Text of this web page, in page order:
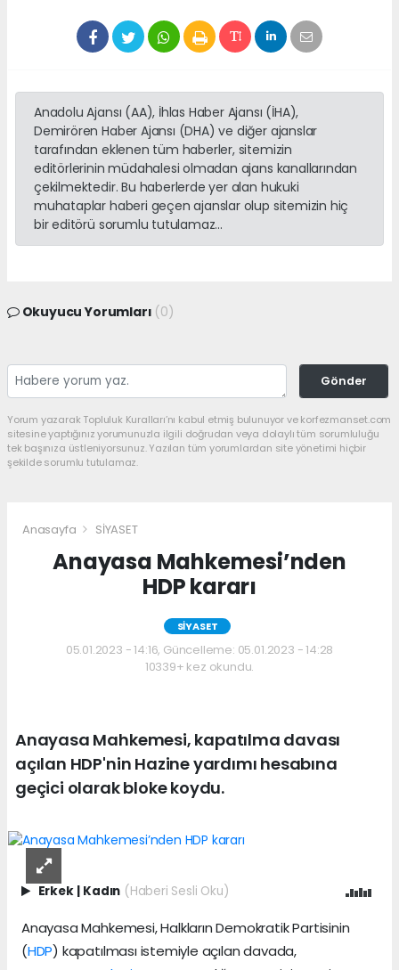
Anadolu Ajansı (AA), İhlas Haber Ajansı (İHA),
Demirören Haber Ajansı (DHA) ve diğer ajanslar
tarafından eklenen tüm haberler, sitemizin
editörlerinin müdahalesi olmadan ajans kanallarından
çekilmektedir. Bu haberlerde yer alan hukuki
muhataplar haberi geçen ajanslar olup sitemizin hiç
bir editörü sorumlu tutulamaz...
Okuyucu Yorumları (0)
Gönder
Yorum yazarak Topluluk Kuralları’nı kabul etmiş bulunuyor ve korfezmanset.com
sitesine yaptığınız yorumunuzla ilgili doğrudan veya dolaylı tüm sorumluluğu
tek başınıza üstleniyorsunuz. Yazılan tüm yorumlardan site yönetimi hiçbir
şekilde sorumlu tutulamaz.
Anasayfa SİYASET
Anayasa Mahkemesi’nden
HDP kararı
SİYASET
05.01.2023 - 14:16, Güncelleme: 05.01.2023 - 14:28
10339+ kez okundu.
Anayasa Mahkemesi, kapatılma davası
açılan HDP'nin Hazine yardımı hesabına
geçici olarak bloke koydu.
Erkek | Kadın (Haberi Sesli Oku)
Anayasa Mahkemesi, Halkların Demokratik Partisinin
(HDP) kapatılması istemiyle açılan davada,